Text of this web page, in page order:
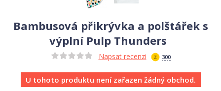
Bambusová přikrývka a polštářek s
výplní Pulp Thunders
Napsat recenzi 300
U tohoto produktu není zařazen žádný obchod.